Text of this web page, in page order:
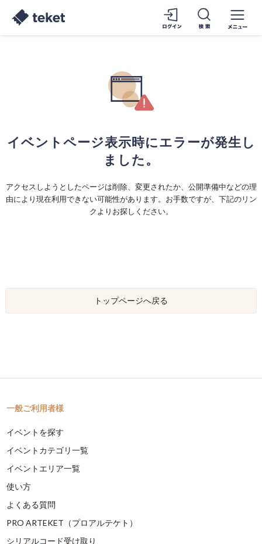
イベントページ表示時にエラーが発生し
ました。
アクセスしようとしたページは削除、変更されたか、公開準備中などの理
由により現在利用できない可能性があります。お手数ですが、下記のリン
クよりお探しください。
トップページへ戻る
一般ご利用者様
イベントを探す
イベントカテゴリ一覧
イベントエリア一覧
使い方
よくある質問
PRO ARTEKET（プロアルテケト）
シリアルコード受け取り